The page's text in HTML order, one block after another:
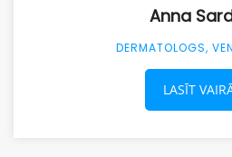
Anna
DERMATOLOGS,
LASĪT